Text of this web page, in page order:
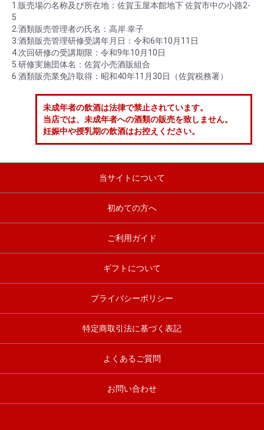
1.販売場の名称及び所在地：佐賀玉屋本館地下 佐賀市中の小路2-
5
2.酒類販売管理者の氏名：高岸 幸子
3.酒類販売管理研修受講年月日：令和6年10月11日
4.次回研修の受講期限：令和9年10月10日
5.研修実施団体名：佐賀小売酒販組合
6.酒類販売業免許取得：昭和40年11月30日（佐賀税務署）
未成年者の飲酒は法律で禁止されています。
当店では、未成年者への酒類の販売を致しません。
妊娠中や授乳期の飲酒はお控えください。
当サイトについて
初めての方へ
ご利用ガイド
ギフトについて
プライバシーポリシー
特定商取引法に基づく表記
よくあるご質問
お問い合わせ